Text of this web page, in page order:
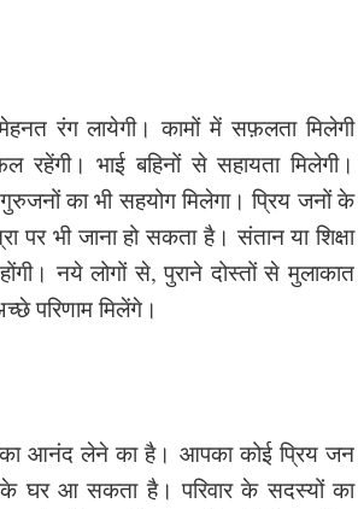
रंग लायेगी। कामों में सफ़लता मिलेगी
रहेंगी। भाई बहिनों से सहायता मिलेगी।
का भी सहयोग मिलेगा। प्रिय जनों के
पर भी जाना हो सकता है। संतान या शिक्षा
नये लोगों से, पुराने दोस्तों से मुलाकात
परिणाम मिलेंगे।
आनंद लेने का है। आपका कोई प्रिय जन
घर आ सकता है। परिवार के सदस्यों का